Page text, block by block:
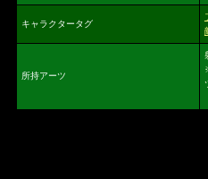
キャラクタータグ
所持アーツ